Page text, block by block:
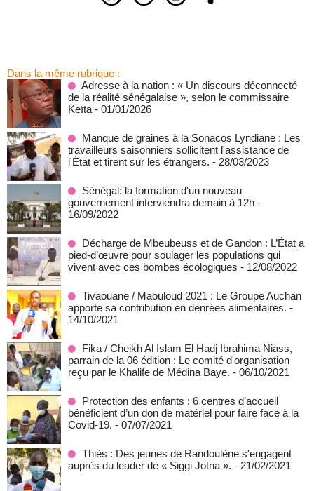
Dans la même rubrique :
Adresse à la nation : « Un discours déconnecté
de la réalité sénégalaise », selon le commissaire
Keïta - 01/01/2026
Manque de graines à la Sonacos Lyndiane : Les
travailleurs saisonniers sollicitent l'assistance de
l'État et tirent sur les étrangers. - 28/03/2023
Sénégal: la formation d'un nouveau
gouvernement interviendra demain à 12h -
16/09/2022
Décharge de Mbeubeuss et de Gandon : L’État a
pied-d’œuvre pour soulager les populations qui
vivent avec ces bombes écologiques - 12/08/2022
Tivaouane / Maouloud 2021 : Le Groupe Auchan
apporte sa contribution en denrées alimentaires. -
14/10/2021
Fika / Cheikh Al Islam El Hadj Ibrahima Niass,
parrain de la 06 édition : Le comité d'organisation
reçu par le Khalife de Médina Baye. - 06/10/2021
Protection des enfants : 6 centres d’accueil
bénéficient d’un don de matériel pour faire face à la
Covid-19. - 07/07/2021
Thiès : Des jeunes de Randoulène s'engagent
auprès du leader de « Siggi Jotna ». - 21/02/2021